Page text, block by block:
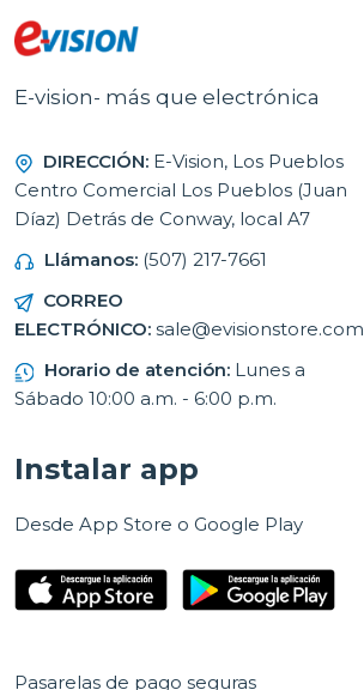
E-vision- más que electrónica
DIRECCIÓN: E-Vision, Los Pueblos
Centro Comercial Los Pueblos (Juan
Díaz) Detrás de Conway, local A7
Llámanos: (507) 217-7661
CORREO
ELECTRÓNICO: sale@evisionstore.com
Horario de atención: Lunes a
Sábado 10:00 a.m. - 6:00 p.m.
Instalar app
Desde App Store o Google Play
Pasarelas de pago seguras